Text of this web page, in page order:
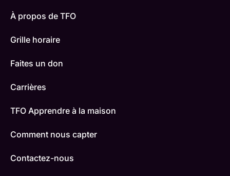
À propos de TFO
Grille horaire
Faites un don
Carrières
TFO Apprendre à la maison
Comment nous capter
Contactez-nous